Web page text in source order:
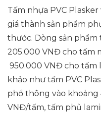
Tấm nhựa PVC
giá thành sản phẩm
thước. Dòng sản phẩm
205.000 VNĐ cho tấm
950.000 VNĐ cho tấm
khảo như tấm PVC
phổ thông vào khoảng
VNĐ/tấm, tấm phủ